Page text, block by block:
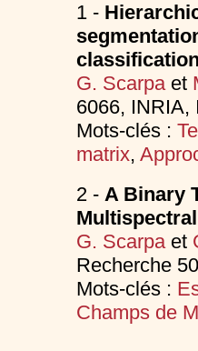
1 -
G. Scarpaet
6066,
Mots-clés :
matrix,
2 - A Binary
G. Scarpaet
Recherche
Mots-clés :
Champs de